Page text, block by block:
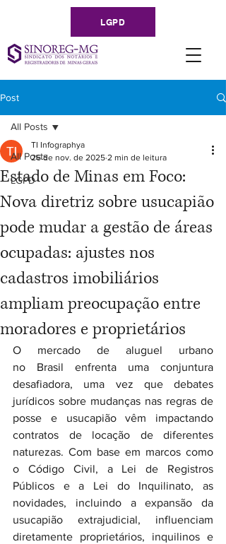
LGPD
Post
All Posts
LGPD
All Posts
Estado de Minas em Foco:
Nova diretriz sobre usucapião
pode mudar a gestão de áreas
ocupadas: ajustes nos
cadastros imobiliários
ampliam preocupação entre
moradores e proprietários
TI Infographya
26 de nov. de 2025 2 min de leitura
O mercado de aluguel urbano
no Brasil enfrenta uma conjuntura
desafiadora, uma vez que debates
jurídicos sobre mudanças nas regras de
posse e usucapião vêm impactando
contratos de locação de diferentes
naturezas. Com base em marcos como
o Código Civil, a Lei de Registros
Públicos e a Lei do Inquilinato, as
novidades, incluindo a expansão da
usucapião extrajudicial, influenciam
diretamente proprietários, inquilinos e